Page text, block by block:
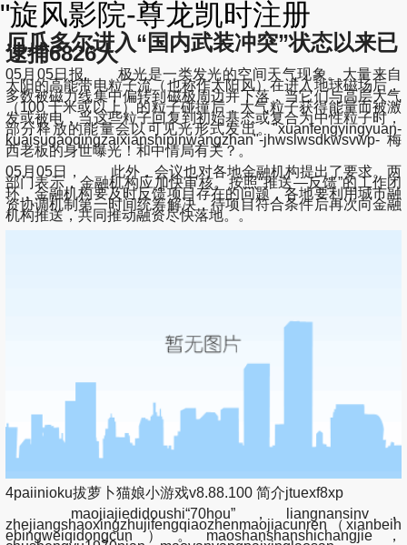
"旋风影院-尊龙凯时注册
厄瓜多尔进入“国内武装冲突”状态以来已
逮捕6826人
05月05日报, 极光是一类发光的空间天气现象。大量来自
太阳的高能带电粒子流（也称作太阳风）在进入地球磁场后，
多数被磁力线集中偏转到磁极周边并下落，当它们与高层大气
（100 千米或以上）的粒子碰撞后，大气粒子获得能量而被激
发或被电，当这些粒子回复到初始基态或复合为中性粒子时，
部分释放的能量会以可见光形式发出。"xuanfengyingyuan-
kuaisugaoqingzaixianshipinwangzhan"-jhwslwsdkwsvwp-梅
西老板的身世曝光！和中情局有关？。
05月05日， 此外，会议也对各地金融机构提出了要求。两
部门表示，金融机构应加快审核。按照“推送—反馈”的工作闭
环，金融机构要及时反馈项目存在的问题，各地要利用城市融
资协调机制第一时间统筹解决，待项目符合条件后再次向金融
机构推送，共同推动融资尽快落地。。
4paiinioku拔萝卜猫娘小游戏v8.88.100 简介jtuexf8xp
maojiajiedidoushi“70hou”，liangnansinv，
zhejiangshaoxingzhujifengqiaozhenmaojiacunren（xianbeih
ebingweiqidongcun）。maoshanshanshichangjie，